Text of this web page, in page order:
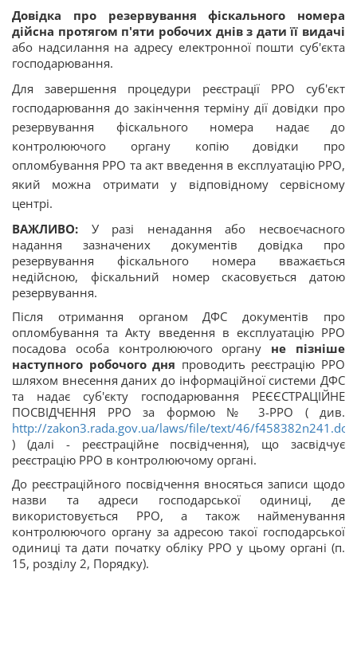
Довідка про резервування фіскального номера
дійсна протягом п'яти робочих днів з дати її видачі
або надсилання на адресу електронної пошти суб'єкта
господарювання.
Для завершення процедури реєстрації РРО суб'єкт
господарювання до закінчення терміну дії довідки про
резервування фіскального номера надає до
контролюючого органу копію довідки про
опломбування РРО та акт введення в експлуатацію РРО,
який можна отримати у відповідному сервісному
центрі.
ВАЖЛИВО: У разі ненадання або несвоєчасного
надання зазначених документів довідка про
резервування фіскального номера вважається
недійсною, фіскальний номер скасовується датою
резервування.
Після отримання органом ДФС документів про
опломбування та Акту введення в експлуатацію РРО
посадова особа контролюючого органу не пізніше
наступного робочого дня проводить реєстрацію РРО
шляхом внесення даних до інформаційної системи ДФС
та надає суб'єкту господарювання РЕЄЄСТРАЦІЙНЕ
ПОСВІДЧЕННЯ РРО за формою № 3-РРО ( див.
http://zakon3.rada.gov.ua/laws/file/text/46/f458382n241.doc
) (далі - реєстраційне посвідчення), що засвідчує
реєстрацію РРО в контролюючому органі.
До реєстраційного посвідчення вносяться записи щодо
назви та адреси господарської одиниці, де
використовується РРО, а також найменування
контролюючого органу за адресою такої господарської
одиниці та дати початку обліку РРО у цьому органі (п.
15, розділу 2, Порядку).